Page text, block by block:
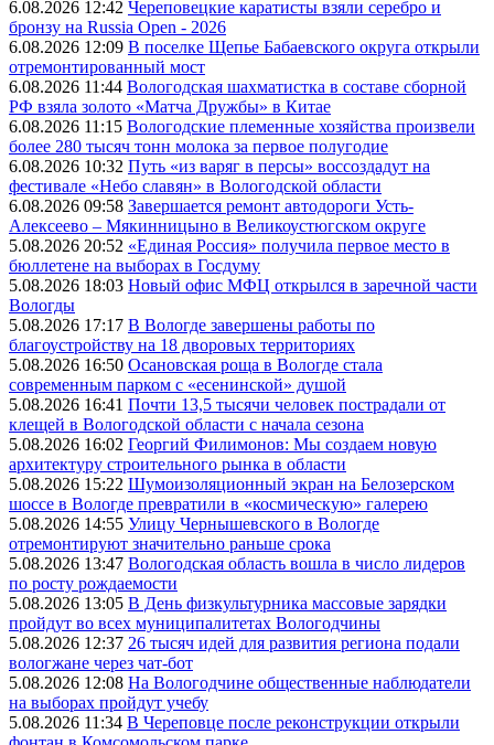
6.08.2026 12:42 Череповецкие каратисты взяли серебро и
бронзу на Russia Open - 2026
6.08.2026 12:09 В поселке Щепье Бабаевского округа открыли
отремонтированный мост
6.08.2026 11:44 Вологодская шахматистка в составе сборной
РФ взяла золото «Матча Дружбы» в Китае
6.08.2026 11:15 Вологодские племенные хозяйства произвели
более 280 тысяч тонн молока за первое полугодие
6.08.2026 10:32 Путь «из варяг в персы» воссоздадут на
фестивале «Небо славян» в Вологодской области
6.08.2026 09:58 Завершается ремонт автодороги Усть-
Алексеево – Мякинницыно в Великоустюгском округе
5.08.2026 20:52 «Единая Россия» получила первое место в
бюллетене на выборах в Госдуму
5.08.2026 18:03 Новый офис МФЦ открылся в заречной части
Вологды
5.08.2026 17:17 В Вологде завершены работы по
благоустройству на 18 дворовых территориях
5.08.2026 16:50 Осановская роща в Вологде стала
современным парком с «есенинской» душой
5.08.2026 16:41 Почти 13,5 тысячи человек пострадали от
клещей в Вологодской области с начала сезона
5.08.2026 16:02 Георгий Филимонов: Мы создаем новую
архитектуру строительного рынка в области
5.08.2026 15:22 Шумоизоляционный экран на Белозерском
шоссе в Вологде превратили в «космическую» галерею
5.08.2026 14:55 Улицу Чернышевского в Вологде
отремонтируют значительно раньше срока
5.08.2026 13:47 Вологодская область вошла в число лидеров
по росту рождаемости
5.08.2026 13:05 В День физкультурника массовые зарядки
пройдут во всех муниципалитетах Вологодчины
5.08.2026 12:37 26 тысяч идей для развития региона подали
вологжане через чат-бот
5.08.2026 12:08 На Вологодчине общественные наблюдатели
на выборах пройдут учебу
5.08.2026 11:34 В Череповце после реконструкции открыли